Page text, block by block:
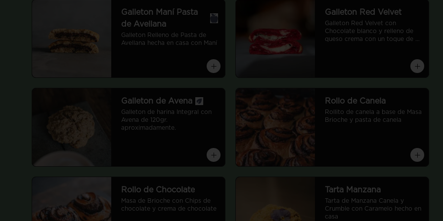
Galleton Maní Pasta
de Avellana
Galleton Relleno de Pasta de
Avellana hecha en casa con Maní
Galleton Red Velvet
Galleton Red Velvet con
Chocolate blanco y relleno de
queso crema con un toque de
Galleton de Avena
Galleton de harina Integral con
Avena de 120gr.
aproximadamente.
Rollo de Canela
Rollito de canela a base de Masa
Brioche y pasta de canela
Rollo de Chocolate
Masa de Brioche con Chips de
chocolate y crema de chocolate
Tarta Manzana
Tarta de Manzana Canela y
Crumble con Caramelo hecho en
casa